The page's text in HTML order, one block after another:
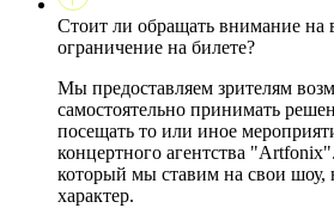
Стоит ли обращать внимание на
ограничение на билете?
Мы предоставляем зрителям
самостоятельно принимать
посещать то или иное
концертного агентства
который мы ставим на свои
характер.